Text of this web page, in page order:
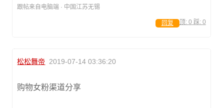
跟帖来自电脑端 · 中国江苏无锡
顶: 0 踩: 0
回复
松松舞帝 2019-07-14 03:36:20
购物女粉渠道分享